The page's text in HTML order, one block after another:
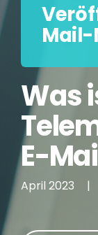
Was
E-
April 2023 |